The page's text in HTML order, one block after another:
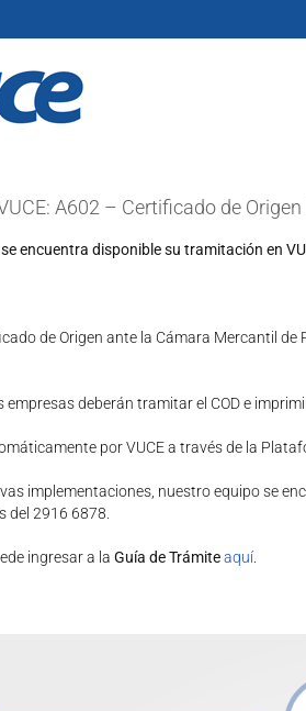
A602 – Certificado de
encuentra disponible su tramitación en
de Origen ante la Cámara Mercantil
empresas deberán tramitar el COD e
por VUCE a través de la
implementaciones, nuestro equipo se
del 2916 6878.
ingresar a la Guía de Trámiteaquí